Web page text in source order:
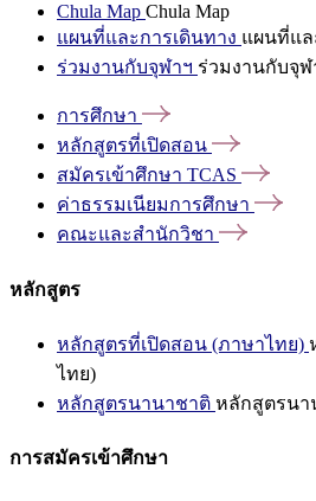
Chula Map Chula Map
แผนที่และการเดินทาง แผนที่แล
ร่วมงานกับจุฬาฯ ร่วมงานกับจุฬ
การศึกษา
หลักสูตรที่เปิดสอน
สมัครเข้าศึกษา TCAS
ค่าธรรมเนียมการศึกษา
คณะและสำนักวิชา
หลักสูตร
หลักสูตรที่เปิดสอน (ภาษาไทย)
ไทย)
หลักสูตรนานาชาติ หลักสูตรนา
การสมัครเข้าศึกษา